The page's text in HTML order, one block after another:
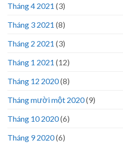
Tháng 4 2021 (3)
Tháng 3 2021 (8)
Tháng 2 2021 (3)
Tháng 1 2021 (12)
Tháng 12 2020(8)
Tháng mười một 2020(9)
Tháng 10 2020(6)
Tháng 9 2020(6)